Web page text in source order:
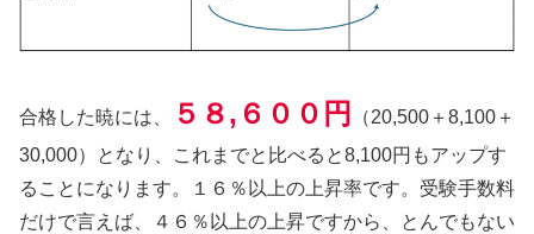
合格した暁には、 ５８,６００円
（20,500＋8,100＋
30,000）となり、これまでと比べると8,100円もアップす
ることになります。１６％以上の上昇率です。受験手数料
だけで言えば、４６％以上の上昇ですから、とんでもない